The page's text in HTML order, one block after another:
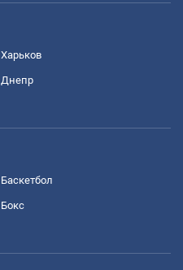
Харьков
Днепр
Баскетбол
Бокс